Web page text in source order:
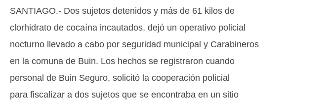
SANTIAGO.- Dos sujetos detenidos y más de 61 kilos de
clorhidrato de cocaína incautados, dejó un operativo policial
nocturno llevado a cabo por seguridad municipal y Carabineros
en la comuna de Buin. Los hechos se registraron cuando
personal de Buin Seguro, solicitó la cooperación policial
para fiscalizar a dos sujetos que se encontraba en un sitio